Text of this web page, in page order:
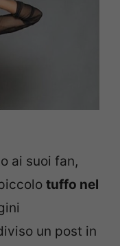
ai suoi fan,
tuffo nel
un post in